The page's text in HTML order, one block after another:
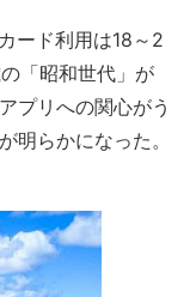
ード利用は18～2
「昭和世代」が
プリへの関心がう
明らかになった。